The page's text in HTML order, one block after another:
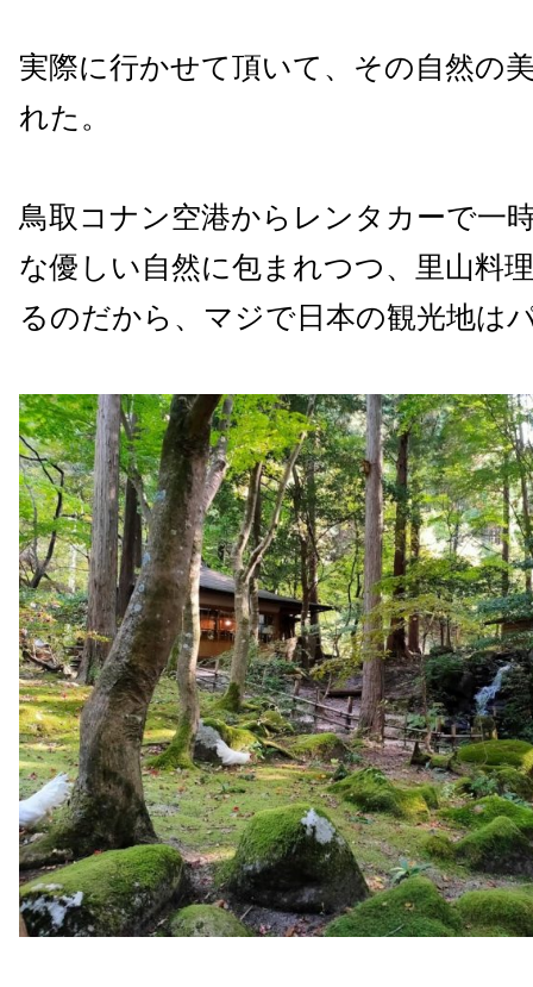
実際に行かせて頂いて、その自然の
れた。
鳥取コナン空港からレンタカーで一
な優しい自然に包まれつつ、里山料
るのだから、マジで日本の観光地は